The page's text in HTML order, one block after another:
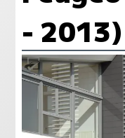
- 2013)